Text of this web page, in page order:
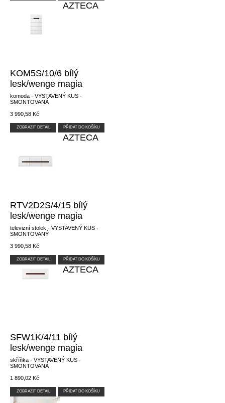
AZTECA
KOM5S/10/6 bílý
lesk/wenge magia
komoda - VYSTAVENÝ KUS -
SMONTOVANÁ
3 990,58 Kč
ZOBRAZIT DETAIL PŘIDAT DO KOŠÍKU
AZTECA
RTV2D2S/4/15 bílý
lesk/wenge magia
televizní stolek - VYSTAVENÝ KUS -
SMONTOVANÝ
3 990,58 Kč
ZOBRAZIT DETAIL PŘIDAT DO KOŠÍKU
AZTECA
SFW1K/4/11 bílý
lesk/wenge magia
skříňka - VYSTAVENÝ KUS -
SMONTOVANÁ
1 890,02 Kč
ZOBRAZIT DETAIL PŘIDAT DO KOŠÍKU